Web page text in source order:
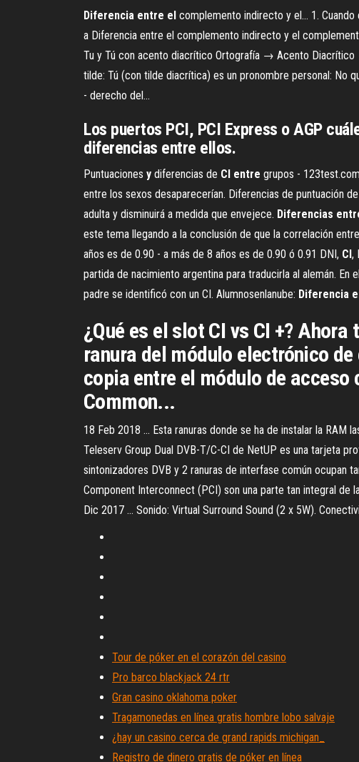
Diferencia entre el complemento indirecto y el… 1.
a Diferencia entre el complemento indirecto y el
Tu y Tú con acento diacrítico Ortografía → Acento Diacrítico
tilde: Tú (con tilde diacrítica) es un pronombre personal: No
- derecho del...
Los puertos PCI, PCI Express o AGP
diferencias entre ellos.
Puntuaciones y diferencias de CI entre grupos -
entre los sexos desaparecerían. Diferencias de puntuación
adulta y disminuirá a medida que envejece. Diferencias
este tema llegando a la conclusión de que la correlación
años es de 0.90 - a más de 8 años es de 0.90 ó 0.91 DNI, CI,
partida de nacimiento argentina para traducirla al alemán.
padre se identificó con un CI. Alumnosenlanube: Diferencia
¿Qué es el slot CI vs CI +?
ranura del módulo electrónico
copia entre el módulo de
Common...
18 Feb 2018 ... Esta ranuras donde se ha de instalar la
Teleserv Group Dual DVB-T/C-CI de NetUP es una tarjeta
sintonizadores DVB y 2 ranuras de interfase común ocupan
Component Interconnect (PCI) son una parte tan integral de
Dic 2017 ... Sonido: Virtual Surround Sound (2 x 5W).
Tour de póker en el corazón del casino
Pro barco blackjack 24 rtr
Gran casino oklahoma poker
Tragamonedas en línea gratis hombre lobo salvaje
¿hay un casino cerca de grand rapids michigan_
Registro de dinero gratis de póker en línea